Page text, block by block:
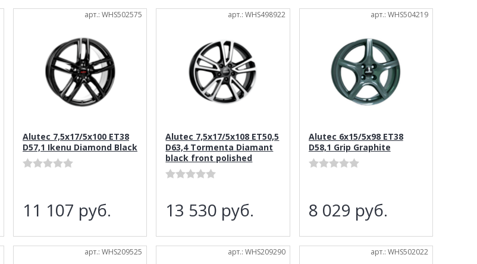
арт.: WHS502575
Alutec 7,5x17/5x100 ET38
D57,1 Ikenu Diamond Black
11 107 руб.
арт.: WHS498922
Alutec 7,5x17/5x108 ET50,5
D63,4 Tormenta Diamant
black front polished
13 530 руб.
арт.: WHS504219
Alutec 6x15/5x98 ET38
D58,1 Grip Graphite
8 029 руб.
арт.: WHS209525 арт.: WHS209290 арт.: WHS502022